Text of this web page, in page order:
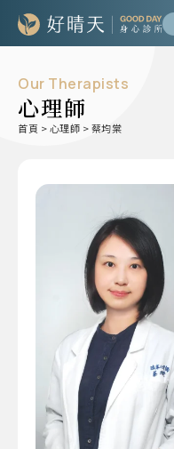
Our Therapists
心理師
首頁 >心理師 >蔡均棠